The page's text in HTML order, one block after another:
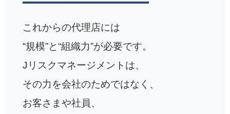
これからの代理店には
“規模”と“組織力”が必要です。
Jリスクマネージメントは、
その力を会社のためではなく、
お客さまや社員、